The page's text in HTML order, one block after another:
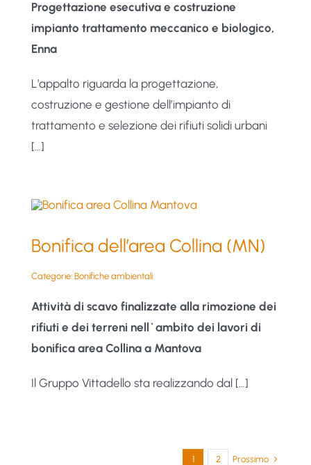
Progettazione esecutiva e costruzione
impianto trattamento meccanico e biologico,
Enna
L’appalto riguarda la progettazione,
costruzione e gestione dell’impianto di
trattamento e selezione dei rifiuti solidi urbani
[…]
Bonifica dell’area Collina (MN)
Categorie: Bonifiche ambientali
Attività di scavo finalizzate alla rimozione dei
rifiuti e dei terreni nell`ambito dei lavori di
bonifica area Collina a Mantova
Il Gruppo Vittadello sta realizzando dal […]
1 2 Prossimo